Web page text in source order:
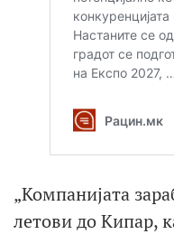
„Компанијата
летови до Кипар,